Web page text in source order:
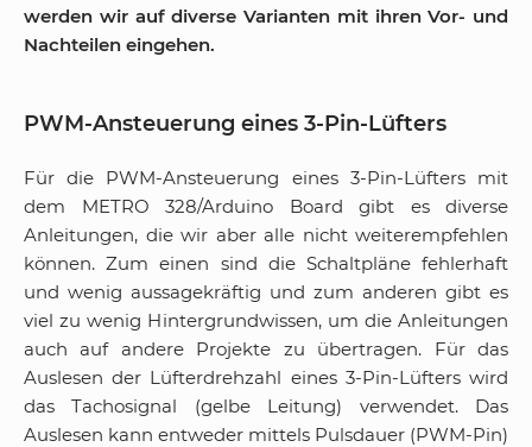
werden wir auf diverse Varianten mit ihren Vor- und
Nachteilen eingehen.
PWM-Ansteuerung eines 3-Pin-Lüfters
Für die PWM-Ansteuerung eines 3-Pin-Lüfters mit
dem METRO 328/Arduino Board gibt es diverse
Anleitungen, die wir aber alle nicht weiterempfehlen
können. Zum einen sind die Schaltpläne fehlerhaft
und wenig aussagekräftig und zum anderen gibt es
viel zu wenig Hintergrundwissen, um die Anleitungen
auch auf andere Projekte zu übertragen. Für das
Auslesen der Lüfterdrehzahl eines 3-Pin-Lüfters wird
das Tachosignal (gelbe Leitung) verwendet. Das
Auslesen kann entweder mittels Pulsdauer (PWM-Pin)